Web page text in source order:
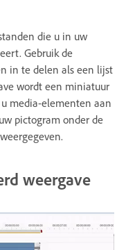
die u in uw
Gebruik de
in te delen als een lijst
wordt een miniatuur
media-elementen aan
pictogram onder de
weergave